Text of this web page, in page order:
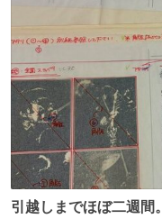
数
引越しまでほぼ二週間